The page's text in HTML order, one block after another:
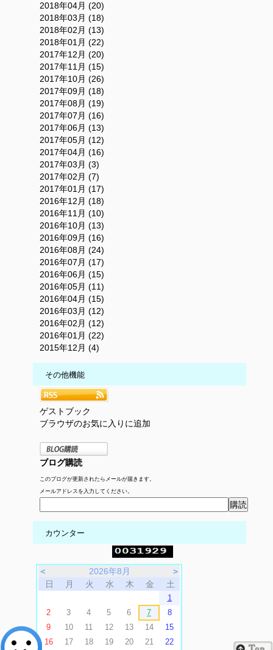
2018年04月 (20)
2018年03月 (18)
2018年02月 (13)
2018年01月 (22)
2017年12月 (20)
2017年11月 (15)
2017年10月 (26)
2017年09月 (18)
2017年08月 (19)
2017年07月 (16)
2017年06月 (13)
2017年05月 (12)
2017年04月 (16)
2017年03月 (3)
2017年02月 (7)
2017年01月 (17)
2016年12月 (18)
2016年11月 (10)
2016年10月 (13)
2016年09月 (16)
2016年08月 (24)
2016年07月 (17)
2016年06月 (15)
2016年05月 (11)
2016年04月 (15)
2016年03月 (12)
2016年02月 (12)
2016年01月 (22)
2015年12月 (4)
その他機能
ゲストブック
ブラウザのお気に入りに追加
ブログ購読
このブログが更新されたらメールが届きます。
メールアドレスを入力してください。
カウンター
＜ 2026年8月
＞
日
月 火 水 木 金 土
1
2
3 4 5 6 7
8
9
10 11 12 13 14
15
16
17 18 19 20 21 22